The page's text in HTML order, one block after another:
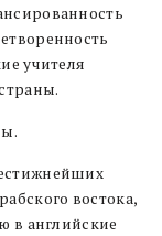
учителя
востока,
в английские